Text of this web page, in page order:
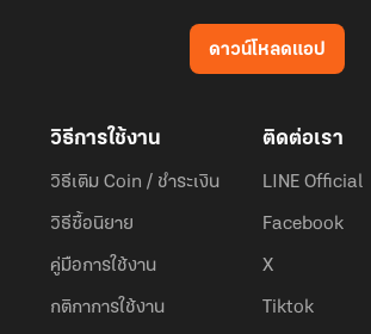
ดาวน์โหลดแอป
วิธีการใช้งาน
วิธีเติม Coin / ชำระเงิน
วิธีซื้อนิยาย
คู่มือการใช้งาน
กติกาการใช้งาน
ติดต่อเรา
LINE Official
Facebook
X
Tiktok